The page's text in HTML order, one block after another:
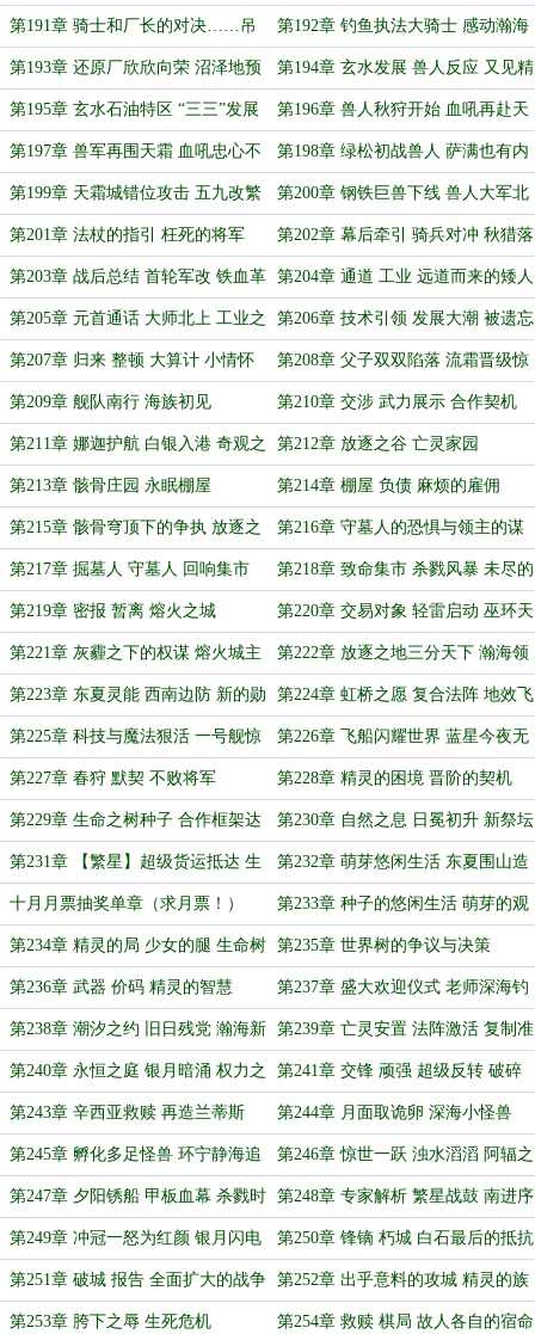
缝插针
第191章 骑士和厂长的对决……吊
打
第192章 钓鱼执法大骑士 感动瀚海
好员工
第193章 还原厂欣欣向荣 沼泽地预
备挖金
第194章 玄水发展 兽人反应 又见精
观
第195章 玄水石油特区 “三三”发展
规划
第196章 兽人秋狩开始 血吼再赴天
霜
第197章 兽军再围天霜 血吼忠心不
二
第198章 绿松初战兽人 萨满也有内
鬼
第199章 天霜城错位攻击 五九改繁
星初现
第200章 钢铁巨兽下线 兽人大军北
归
第201章 法杖的指引 枉死的将军 第202章 幕后牵引 骑兵对冲 秋猎落
幕
第203章 战后总结 首轮军改 铁血革
新
第204章 通道 工业 远道而来的矮人
大师
第205章 元首通话 大师北上 工业之
美
第206章 技术引领 发展大潮 被遗忘
的云霜
第207章 归来 整顿 大算计 小情怀 第208章 父子双双陷落 流霜晋级惊
险
第209章 舰队南行 海族初见 第210章 交涉 武力展示 合作契机
第211章 娜迦护航 白银入港 奇观之
国
第212章 放逐之谷 亡灵家园
第213章 骸骨庄园 永眠棚屋 第214章 棚屋 负债 麻烦的雇佣
第215章 骸骨穹顶下的争执 放逐之
地命运之争
第216章 守墓人的恐惧与领主的谋
划
第217章 掘墓人 守墓人 回响集市 第218章 致命集市 杀戮风暴 未尽的
追查
第219章 密报 暂离 熔火之城 第220章 交易对象 轻雷启动 巫环天
罚
第221章 灰霾之下的权谋 熔火城主
的愤怒
第222章 放逐之地三分天下 瀚海领
主满载而归
第223章 东夏灵能 西南边防 新的勋
章
第224章 虹桥之愿 复合法阵 地效飞
行器
第225章 科技与魔法狠活 一号舰惊
天海试
第226章 飞船闪耀世界 蓝星今夜无
眠（加更，求月票！）
第227章 春狩 默契 不败将军 第228章 精灵的困境 晋阶的契机
第229章 生命之树种子 合作框架达
成
第230章 自然之息 日冕初升 新祭坛
新构想
第231章 【繁星】超级货运抵达 生
命之树种子初绽
第232章 萌芽悠闲生活 东夏围山造
林（求月票）
十月月票抽奖单章（求月票！） 第233章 种子的悠闲生活 萌芽的观
影指南
第234章 精灵的局 少女的腿 生命树
世界树
第235章 世界树的争议与决策
第236章 武器 价码 精灵的智慧 第237章 盛大欢迎仪式 老师深海钓
鱼
第238章 潮汐之约 旧日残党 瀚海新
神
第239章 亡灵安置 法阵激活 复制准
备
第240章 永恒之庭 银月暗涌 权力之
争
第241章 交锋 顽强 超级反转 破碎
囚笼
第243章 辛西亚救赎 再造兰蒂斯 第244章 月面取诡卵 深海小怪兽
第245章 孵化多足怪兽 环宁静海追
捕
第246章 惊世一跃 浊水滔滔 阿辐之
舞
第247章 夕阳锈船 甲板血幕 杀戮时
刻（加更二）
第248章 专家解析 繁星战鼓 南进序
曲（最后一天双倍求月票）
第249章 冲冠一怒为红颜 银月闪电
下白石（最后一天双倍求月票）
第250章 锋镝 朽城 白石最后的抵抗
第251章 破城 报告 全面扩大的战争 第252章 出乎意料的攻城 精灵的族
群困境
第253章 胯下之辱 生死危机 第254章 救赎 棋局 故人各自的宿命